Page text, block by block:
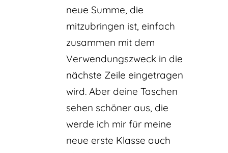
neue Summe, die
mitzubringen ist, einfach
zusammen mit dem
Verwendungszweck in die
nächste Zeile eingetragen
wird. Aber deine Taschen
sehen schöner aus, die
werde ich mir für meine
neue erste Klasse auch